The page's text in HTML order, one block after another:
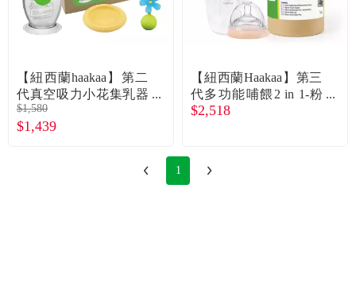
【紐西蘭haakaa】第二
代真空吸力小花集乳器
150ML三件組(公司貨集
乳瓶150ML*1+防塵蓋*
$1,580
$1,439
【紐西蘭Haakaa】第三
代多功能哺餵2 in 1-粉
膚色
$2,518
1